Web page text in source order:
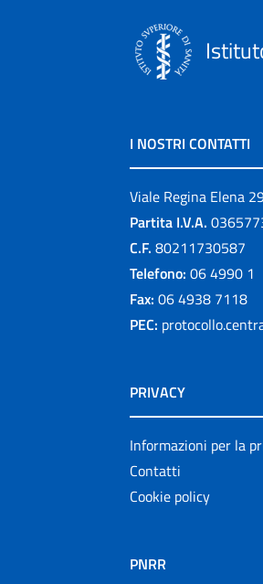
I NOSTRI CONTATTI
Viale Regina Elena
Partita I.V.A.
C.F. 80211730587
Telefono: 06 4990 1
Fax: 06 4938 7118
PEC:
PRIVACY
Informazioni per la
Contatti
Cookie policy
PNRR